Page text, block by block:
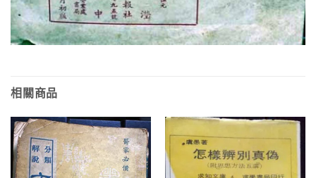
相關商品